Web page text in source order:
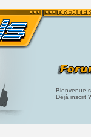
Bienvenue
Déjà inscrit